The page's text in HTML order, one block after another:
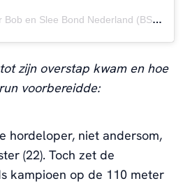
Een bericht gedeeld door Bob en Slee Bond Nederland (BSBN) - bobslee, skeleton & rodelen (@dutchsliding)
zijn overstap kwam en hoe
voorbereidde:
hordeloper, niet andersom,
(22). Toch zet de
kampioen op de 110 meter